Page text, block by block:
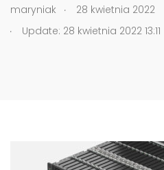
maryniak .
28 kwietnia 2022
.
Update: 28 kwietnia 2022 13:11